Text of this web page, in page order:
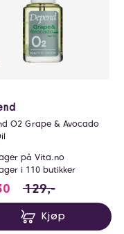
O2 Grape & Avocado
på Vita.no
i 110 butikker
90.3 i stedet for
129,-
Kjøp